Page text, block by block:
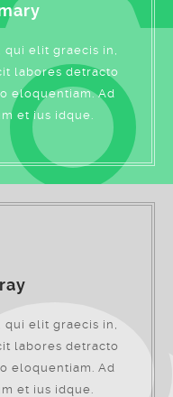
qui elit graecis in,
labores detracto
eloquentiam. Ad
et ius idque.
qui elit graecis in,
labores detracto
eloquentiam. Ad
et ius idque.